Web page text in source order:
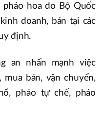
hoa do Bộ Quốc
doanh, bán tại các
định.
an nhấn mạnh việc
mua bán, vận chuyển,
pháo tự chế, pháo